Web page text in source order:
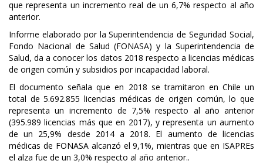
que representa un incremento real de un 6,7% respecto al año
anterior.
Informe elaborado por la Superintendencia de Seguridad Social,
Fondo Nacional de Salud (FONASA) y la Superintendencia de
Salud, da a conocer los datos 2018 respecto a licencias médicas
de origen común y subsidios por incapacidad laboral.
El documento señala que en 2018 se tramitaron en Chile un
total de 5.692.855 licencias médicas de origen común, lo que
representa un incremento de 7,5% respecto al año anterior
(395.989 licencias más que en 2017), y representa un aumento
de un 25,9% desde 2014 a 2018. El aumento de licencias
médicas de FONASA alcanzó el 9,1%, mientras que en ISAPREs
el alza fue de un 3,0% respecto al año anterior..